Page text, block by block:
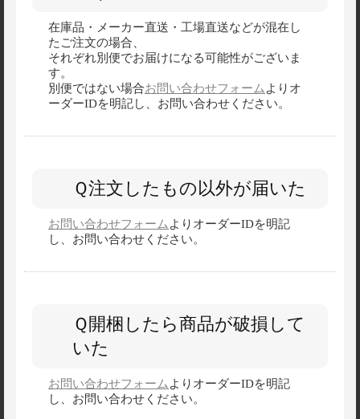
在庫品・メーカー直送・工場直送などが混在し
たご注文の場合、
それぞれ別便でお届けになる可能性がございま
す。
別便ではない場合お問い合わせフォーム よりオ
ーダーIDを明記し、お問い合わせください。
Ｑ注文したもの以外が届いた
お問い合わせフォーム よりオーダーIDを明記
し、お問い合わせください。
Ｑ開梱したら商品が破損して
いた
お問い合わせフォーム よりオーダーIDを明記
し、お問い合わせください。